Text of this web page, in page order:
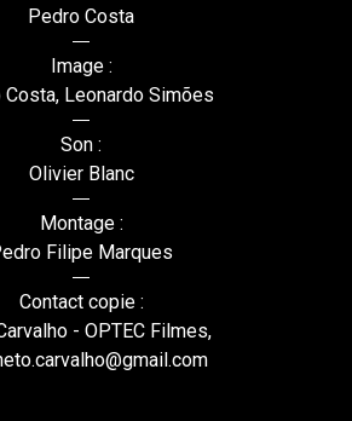
Pedro Costa
Image :
Costa, Leonardo Simões
Son :
Olivier Blanc
Montage :
Filipe Marques
Contact copie :
- OPTEC Filmes,